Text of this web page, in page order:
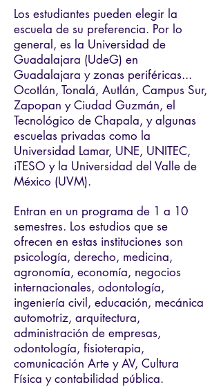
Los estudiantes pueden elegir la
escuela de su preferencia. Por lo
general, es la Universidad de
Guadalajara (UdeG) en
Guadalajara y zonas periféricas...
Ocotlán, Tonalá, Autlán, Campus Sur,
Zapopan y Ciudad Guzmán, el
Tecnológico de Chapala, y algunas
escuelas privadas como la
Universidad Lamar, UNE, UNITEC,
iTESO y la Universidad del Valle de
México (UVM).
Entran en un programa de 1 a 10
semestres. Los estudios que se
ofrecen en estas instituciones son
psicología, derecho, medicina,
agronomía, economía, negocios
internacionales, odontología,
ingeniería civil, educación, mecánica
automotriz, arquitectura,
administración de empresas,
odontología, fisioterapia,
comunicación Arte y AV, Cultura
Física y contabilidad pública.